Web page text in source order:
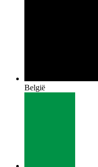
België